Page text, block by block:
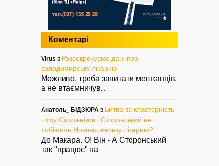
Коментарі
Virus в Розсекречуємо дані про
володимирську лікарню
Можливо, треба запитати мешканців,
а не втаємничув...
Анатоль_ БІДЗЮРА в Битва за кластерність:
чому Сапожніков і Сторонський не
лобіюють Нововолинську лікарню?
До Макара. О! Він - А Сторонський
так "працює" на ...